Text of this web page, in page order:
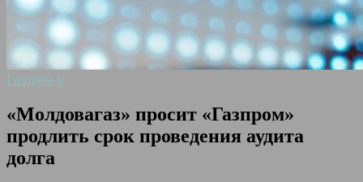
Газпром-h
«Молдовагаз» просит «Газпром»
продлить срок проведения аудита
долга